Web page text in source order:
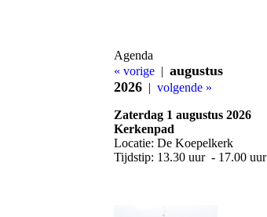
Agenda
« vorige | augustus
2026 | volgende »
Zaterdag 1 augustus 2026
Kerkenpad
Locatie: De Koepelkerk
Tijdstip: 13.30 uur - 17.00 uur